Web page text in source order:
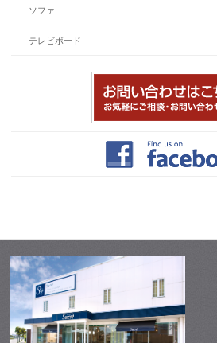
ソファ
テレビボード